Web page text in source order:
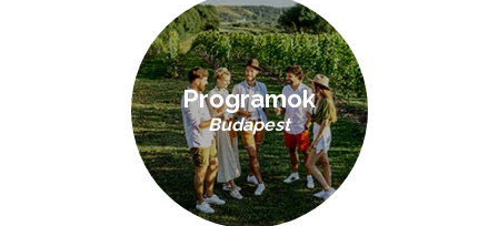
Programok
Budapest